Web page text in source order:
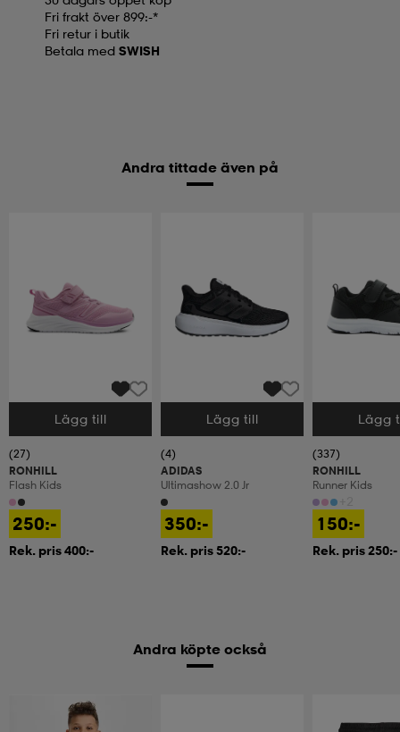
Fri frakt över 899:-*
Fri retur i butik
Betala med SWISH
Andra tittade även på
Välj storlek
Lägg till
(27)
RONHILL
Flash Kids
250:-
Rek. pris 400:-
Välj storlek
Lägg till
(4)
ADIDAS
Ultimashow 2.0 Jr
350:-
Rek. pris 520:-
Välj storlek
Lägg
(337)
RONHILL
Runner Kids
150:-
Rek. pris 250:-
Andra köpte också